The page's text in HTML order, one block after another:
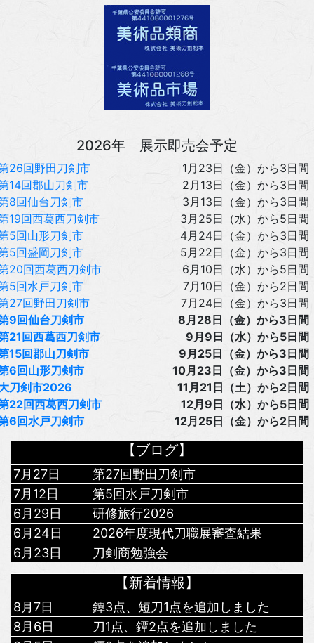
2026年 展示即売会予定
26回野田刀剣市
1月23日（金）から3日間
14回郡山刀剣市
2月13日（金）から3日間
8回仙台刀剣市
3月13日（金）から3日間
19回西葛西刀剣市
3月25日（水）から5日間
5回山形刀剣市
4月24日（金）から3日間
5回盛岡刀剣市
5月22日（金）から3日間
20回西葛西刀剣市
6月10日（水）から5日間
5回水戸刀剣市
7月10日（金）から2日間
27回野田刀剣市
7月24日（金）から3日間
9回仙台刀剣市
8月28日（金）から3日間
21回西葛西刀剣市
9月9日（水）から5日間
15回郡山刀剣市
9月25日（金）から3日間
6回山形刀剣市
10月23日（金）から3日間
刀剣市2026
11月21日（土）から2日間
22回西葛西刀剣市
12月9日（水）から5日間
6回水戸刀剣市
12月25日（金）から2日間
【ブログ】
7月27日
第27回野田刀剣市
7月12日
第5回水戸刀剣市
6月29日
研修旅行2026
6月24日
2026年度現代刀職展審査結果
6月23日
刀剣商勉強会
【新着情報】
8月7日
鐔3点、短刀1点を追加しました
8月6日
刀1点、鐔2点を追加しました